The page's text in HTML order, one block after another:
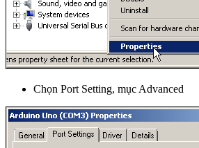
Chọn Port Setting, mục Advanced